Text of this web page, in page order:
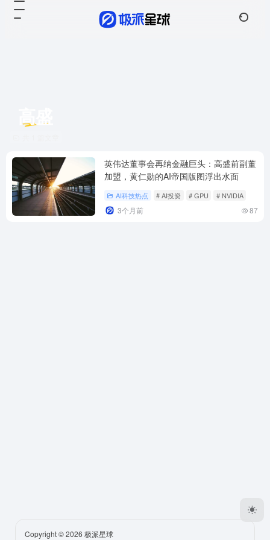
高盛
英伟达董事会再纳金融巨头：高盛前副董
加盟，黄仁勋的AI帝国版图浮出水面
AI科技热点 # AI投资 # GPU # NVIDIA
3个月前 87
Copyright © 2026 极派星球